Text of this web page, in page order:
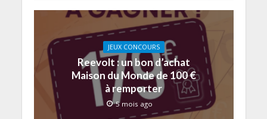
JEUX CONCOURS
Reevolt : un bon d’achat
Maison du Monde de 100 €
à remporter
5 mois ago